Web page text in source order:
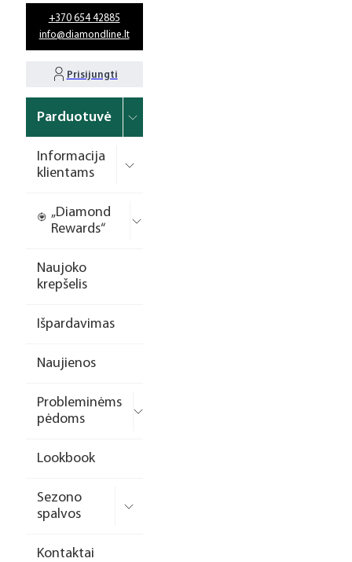
+370 654 42885
info@diamondline.lt
Prisijungti
Parduotuvė
Informacija
klientams
„Diamond
Rewards“
Naujoko
krepšelis
Išpardavimas
Naujienos
Probleminėms
pėdoms
Lookbook
Sezono
spalvos
Kontaktai